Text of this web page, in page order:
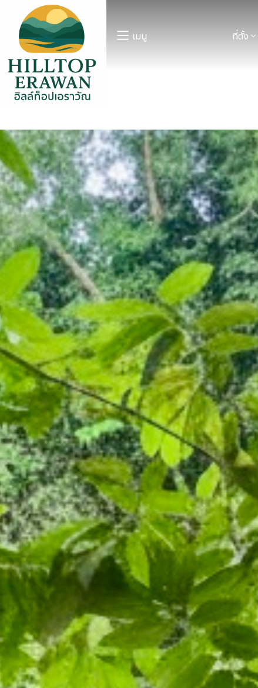
แกลมปิ้งที่ Hilltop Erawan พักผ่อนกับบรรยากาศธรรมชาติ
เมนู ที่ตั้ง